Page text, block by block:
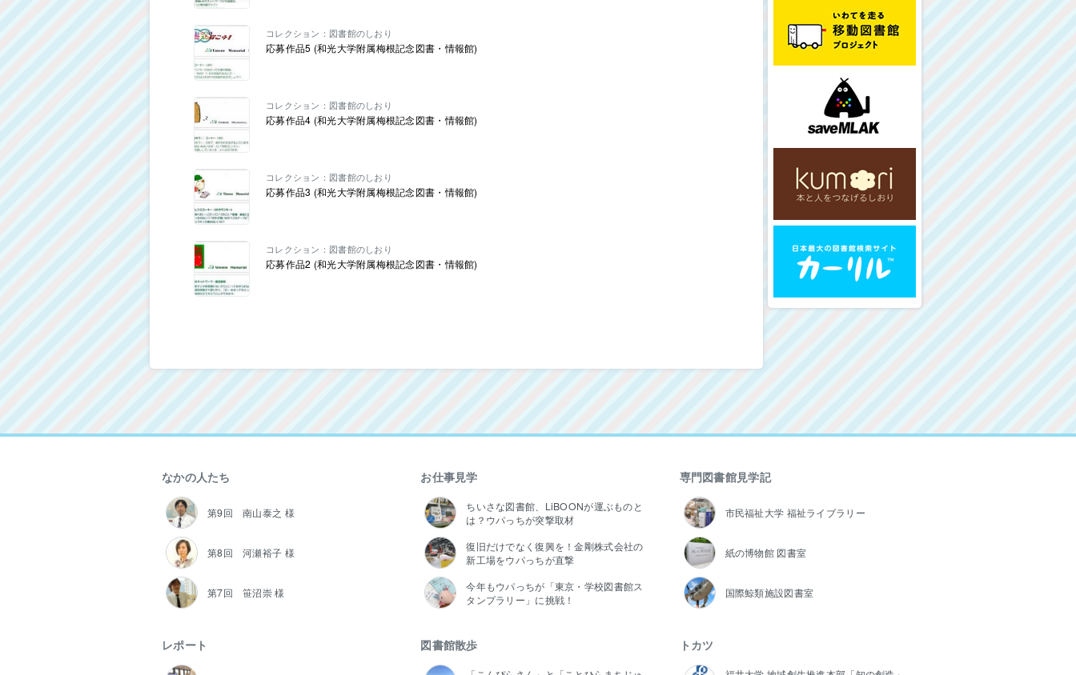
コレクション：図書館のしおり
応募作品5 (和光大学附属梅根記念図書・情報館)
コレクション：図書館のしおり
応募作品4 (和光大学附属梅根記念図書・情報館)
コレクション：図書館のしおり
応募作品3 (和光大学附属梅根記念図書・情報館)
コレクション：図書館のしおり
応募作品2 (和光大学附属梅根記念図書・情報館)
なかの人たち
第9回 南山泰之 様
第8回 河瀬裕子 様
第7回 笹沼崇 様
お仕事見学
ちいさな図書館、LiBOONが運ぶものと
は？ウパっちが突撃取材
復旧だけでなく復興を！金剛株式会社の
新工場をウパっちが直撃
今年もウパっちが「東京・学校図書館ス
タンプラリー」に挑戦！
専門図書館見学記
市民福祉大学 福祉ライブラリー
紙の博物館 図書室
国際鯨類施設図書室
レポート 図書館散歩 トカツ